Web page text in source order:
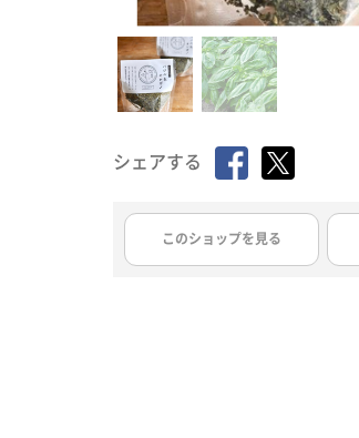
シェアする
このショップを見る